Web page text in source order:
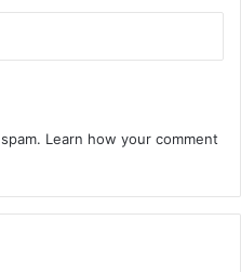
Learn how your comment